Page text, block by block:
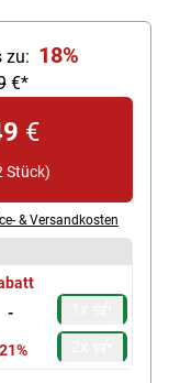
zu: 18%
€*
€
Stück)
& Versandkosten
-